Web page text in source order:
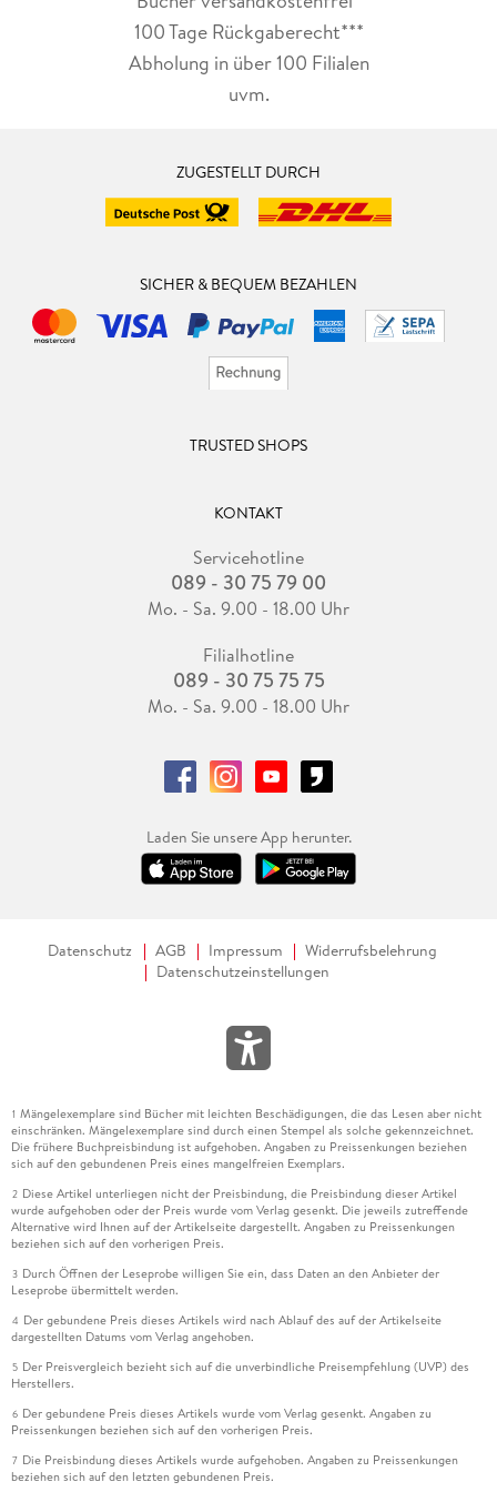
100 Tage Rückgaberecht***
Abholung in über 100 Filialen
uvm.
ZUGESTELLT DURCH
SICHER & BEQUEM BEZAHLEN
TRUSTED SHOPS
KONTAKT
Servicehotline
089 - 30 75 79 00
Mo. - Sa. 9.00 - 18.00 Uhr
Filialhotline
089 - 30 75 75 75
Mo. - Sa. 9.00 - 18.00 Uhr
Laden Sie unsere App herunter.
Datenschutz AGB Impressum
Widerrufsbelehrung
Datenschutzeinstellungen
1 Mängelexemplare sind Bücher mit leichten Beschädigungen, die das Lesen aber nicht
einschränken. Mängelexemplare sind durch einen Stempel als solche gekennzeichnet.
Die frühere Buchpreisbindung ist aufgehoben. Angaben zu Preissenkungen beziehen
sich auf den gebundenen Preis eines mangelfreien Exemplars.
2 Diese Artikel unterliegen nicht der Preisbindung, die Preisbindung dieser Artikel
wurde aufgehoben oder der Preis wurde vom Verlag gesenkt. Die jeweils zutreffende
Alternative wird Ihnen auf der Artikelseite dargestellt. Angaben zu Preissenkungen
beziehen sich auf den vorherigen Preis.
3 Durch Öffnen der Leseprobe willigen Sie ein, dass Daten an den Anbieter der
Leseprobe übermittelt werden.
4 Der gebundene Preis dieses Artikels wird nach Ablauf des auf der Artikelseite
dargestellten Datums vom Verlag angehoben.
5 Der Preisvergleich bezieht sich auf die unverbindliche Preisempfehlung (UVP) des
Herstellers.
6 Der gebundene Preis dieses Artikels wurde vom Verlag gesenkt. Angaben zu
Preissenkungen beziehen sich auf den vorherigen Preis.
7 Die Preisbindung dieses Artikels wurde aufgehoben. Angaben zu Preissenkungen
beziehen sich auf den letzten gebundenen Preis.